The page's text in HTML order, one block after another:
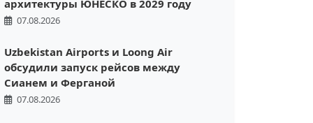
архитектуры ЮНЕСКО в 2029 году
07.08.2026
Uzbekistan Airports и Loong Air
обсудили запуск рейсов между
Сианем и Ферганой
07.08.2026